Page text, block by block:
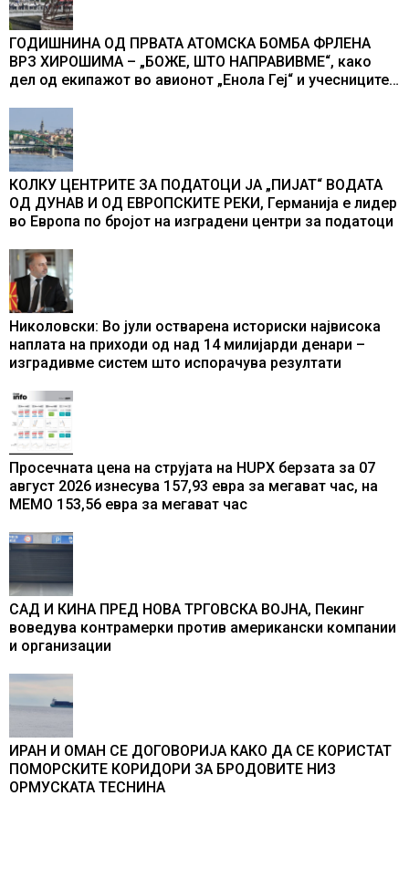
ГОДИШНИНА ОД ПРВАТА АТОМСКА БОМБА ФРЛЕНА
ВРЗ ХИРОШИМА – „БОЖЕ, ШТО НАПРАВИВМЕ“, како
дел од екипажот во авионот „Енола Геј“ и учесниците
промени текот на историјата
КОЛКУ ЦЕНТРИТЕ ЗА ПОДАТОЦИ ЈА „ПИЈАТ“ ВОДАТА
ОД ДУНАВ И ОД ЕВРОПСКИТЕ РЕКИ, Германија е лидер
во Европа по бројот на изградени центри за податоци
Николовски: Во јули остварена историски највисока
наплата на приходи од над 14 милијарди денари –
изградивме систем што испорачува резултати
Просечната цена на струјата на HUPX берзата за 07
август 2026 изнесува 157,93 евра за мегават час, на
МЕМО 153,56 евра за мегават час
САД И КИНА ПРЕД НОВА ТРГОВСКА ВОЈНА, Пекинг
воведува контрамерки против американски компании
и организации
ИРАН И ОМАН СЕ ДОГОВОРИЈА КАКО ДА СЕ КОРИСТАТ
ПОМОРСКИТЕ КОРИДОРИ ЗА БРОДОВИТЕ НИЗ
ОРМУСКАТА ТЕСНИНА